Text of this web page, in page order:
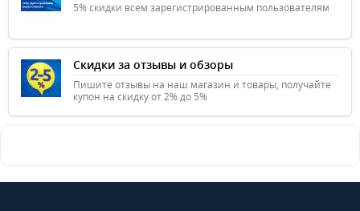
5% скидки всем зарегистрированным пользователям
Скидки за отзывы и обзоры
Пишите отзывы на наш магазин и товары, получайте
купон на скидку от 2% до 5%